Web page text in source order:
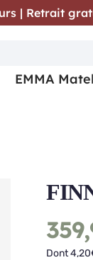
Dont
| Retrait
EMMA